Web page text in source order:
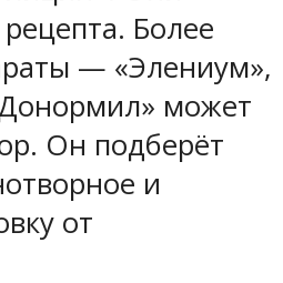
Более
— «Элениум»,
может
Он подберёт
и
от